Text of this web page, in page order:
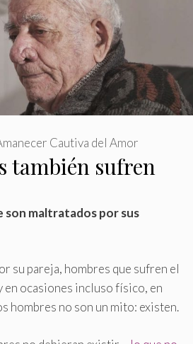
también sufren
Cautiva del Amor
son maltratados por sus
su pareja, hombres que sufren el
ocasiones incluso físico, en
hombres no son un mito: existen.